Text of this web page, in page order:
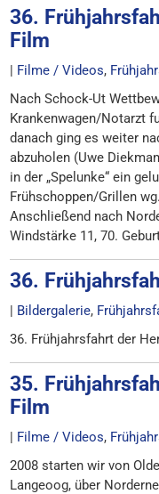
36.
Film
| Filme / Videos,
Nach Schock-Ut
Krankenwagen/Notarzt
danach ging es weiter
abzuholen (Uwe
in der „Spelunke“ ein
Frühschoppen/Grillen
Anschließend nach
Windstärke 11, 70.
36.
| Bildergalerie,
36. Frühjahrsfahrt der
35.
Film
| Filme / Videos,
2008 starten wir von
Langeoog, über